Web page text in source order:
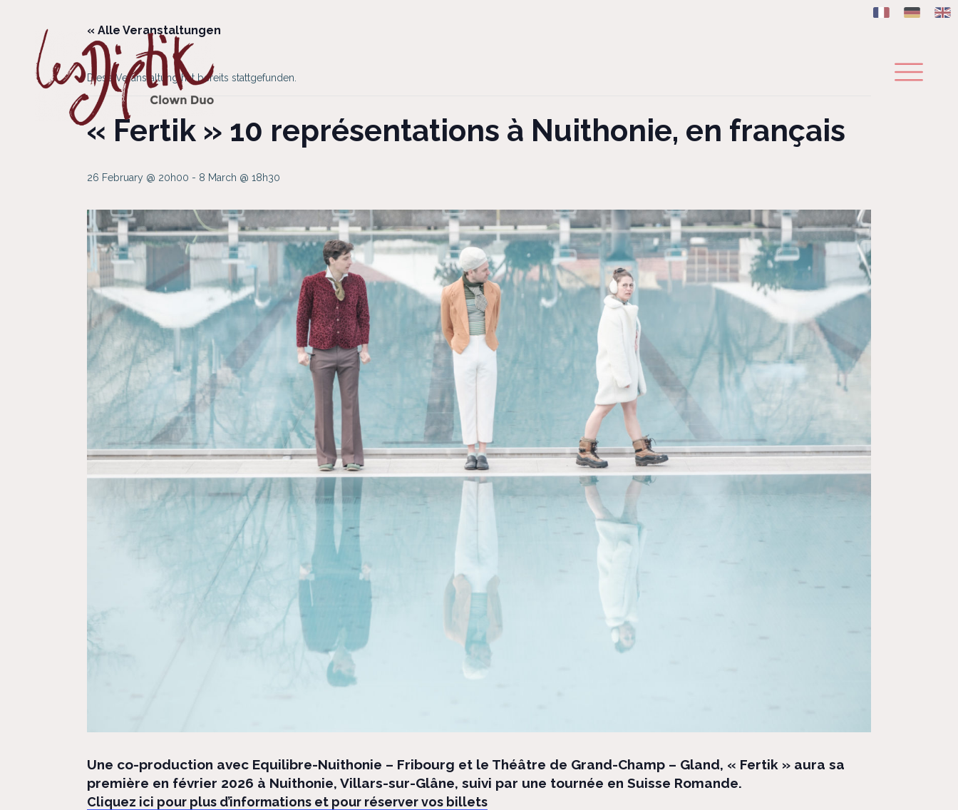
« Alle Veranstaltungen
Diese Veranstaltung hat bereits stattgefunden.
« Fertik » 10 représentations à Nuithonie, en français
26 February @ 20h00 - 8 March @ 18h30
Une co-production avec Equilibre-Nuithonie – Fribourg et le Théâtre de Grand-Champ – Gland, « Fertik » aura sa
première en février 2026 à Nuithonie, Villars-sur-Glâne, suivi par une tournée en Suisse Romande.
Cliquez ici pour plus d’informations et pour réserver vos billets